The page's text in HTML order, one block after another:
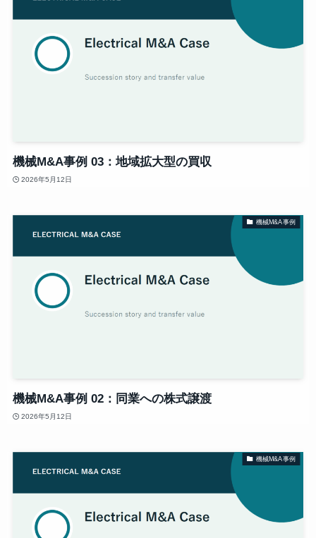
機械M&A事例 03：地域拡大型の買収
2026年5月12日
機械M&A事例
機械M&A事例 02：同業への株式譲渡
2026年5月12日
機械M&A事例